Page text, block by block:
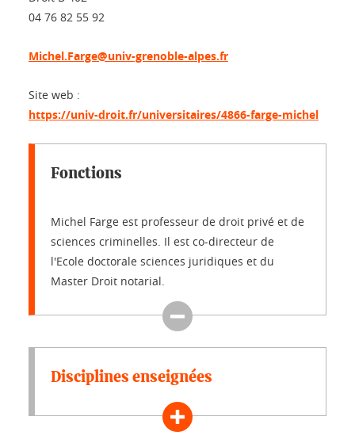
04 76 82 55 92
Michel.Farge@univ-grenoble-alpes.fr
Site web :
https://univ-droit.fr/universitaires/4866-farge-michel
Fonctions
Michel Farge est professeur de droit privé et de
sciences criminelles. Il est co-directeur de
l'Ecole doctorale sciences juridiques et du
Master Droit notarial.
Disciplines enseignées